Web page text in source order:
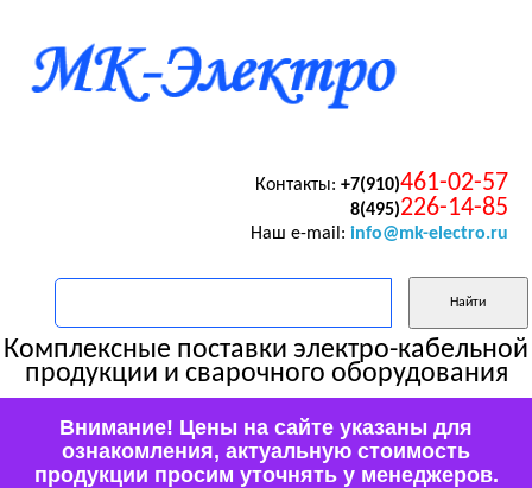
Контакты: +7(910)461-02-57
8(495)226-14-85
Наш e-mail: info@mk-electro.ru
Комплексные поставки электро-кабельной
продукции и сварочного оборудования
Внимание! Цены на сайте указаны для
ознакомления, актуальную стоимость
продукции просим уточнять у менеджеров.